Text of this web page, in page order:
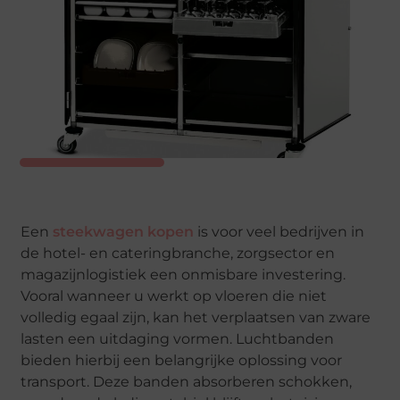
Een steekwagen kopen is voor veel bedrijven in
de hotel- en cateringbranche, zorgsector en
magazijnlogistiek een onmisbare investering.
Vooral wanneer u werkt op vloeren die niet
volledig egaal zijn, kan het verplaatsen van zware
lasten een uitdaging vormen. Luchtbanden
bieden hierbij een belangrijke oplossing voor
transport. Deze banden absorberen schokken,